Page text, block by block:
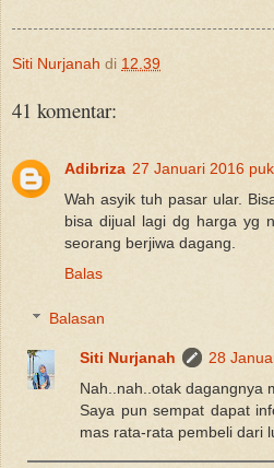
Siti Nurjanah di 12.39
41 komentar:
Adibriza 27 Januari 2016
Wah asyik tuh pasar ular.
bisa dijual lagi dg harga yg
seorang berjiwa dagang.
Balas
Balasan
Siti Nurjanah
28
Nah..nah..otak dagangnya
Saya pun sempat dapat
mas rata-rata pembeli dari